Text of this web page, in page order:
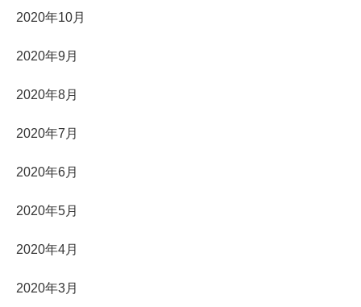
2020年10月
2020年9月
2020年8月
2020年7月
2020年6月
2020年5月
2020年4月
2020年3月